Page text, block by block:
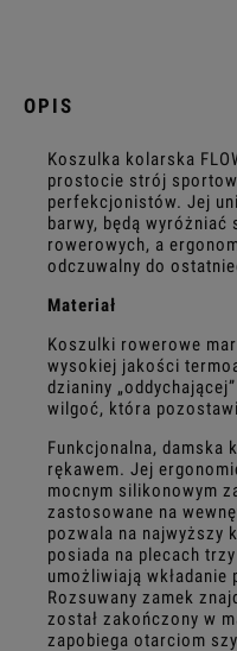
OPIS
Koszulka kolarska
prostocie strój
perfekcjonistów. Jej
barwy, będą wyróżniać
rowerowych, a
odczuwalny do
Materiał
Koszulki rowerowe
wysokiej jakości
dzianiny
wilgoć, która
Funkcjonalna,
rękawem. Jej
mocnym silikonowym
zastosowane na
pozwala na najwyższy
posiada na plecach
umożliwiają
Rozsuwany zamek
został zakończony w
zapobiega otarciom